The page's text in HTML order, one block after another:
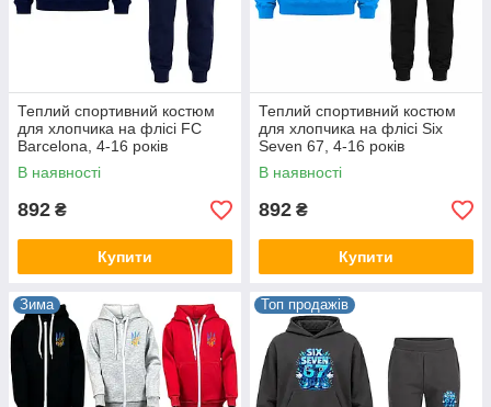
Теплий спортивний костюм
для хлопчика на флісі FC
Barcelona, 4-16 років
В наявності
892 ₴
Купити
Теплий спортивний костюм
для хлопчика на флісі Six
Seven 67, 4-16 років
В наявності
892 ₴
Купити
Зима Топ продажів